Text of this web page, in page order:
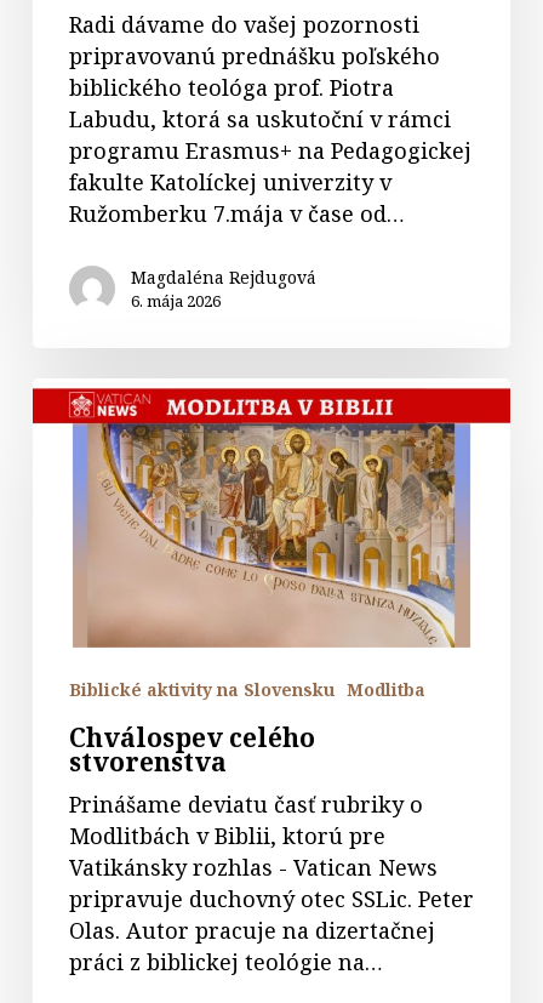
Radi dávame do vašej pozornosti
pripravovanú prednášku poľského
biblického teológa prof. Piotra
Labudu, ktorá sa uskutoční v rámci
programu Erasmus+ na Pedagogickej
fakulte Katolíckej univerzity v
Ružomberku 7.mája v čase od…
Magdaléna Rejdugová
6. mája 2026
Chválospev
celého
stvorenstva
Biblické aktivity na Slovensku Modlitba
Chválospev celého
stvorenstva
Prinášame deviatu časť rubriky o
Modlitbách v Biblii, ktorú pre
Vatikánsky rozhlas - Vatican News
pripravuje duchovný otec SSLic. Peter
Olas. Autor pracuje na dizertačnej
práci z biblickej teológie na…